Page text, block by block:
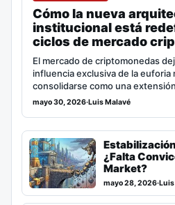
Cómo la nueva
institucional está
ciclos de mercado
El mercado de criptomonedas
influencia exclusiva de la euforia
consolidarse como una
mayo 30, 2026·Luis Malavé
¿Falta
Market?
mayo 28, 2026·